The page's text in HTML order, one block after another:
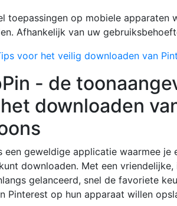
toepassingen op mobiele apparaten
Afhankelijk van uw
voor het veilig downloaden van
- de
downloaden
een geweldige applicatie waarmee
downloaden. Met een
gelanceerd, snel de favoriete
Pinterest op hun apparaat willen